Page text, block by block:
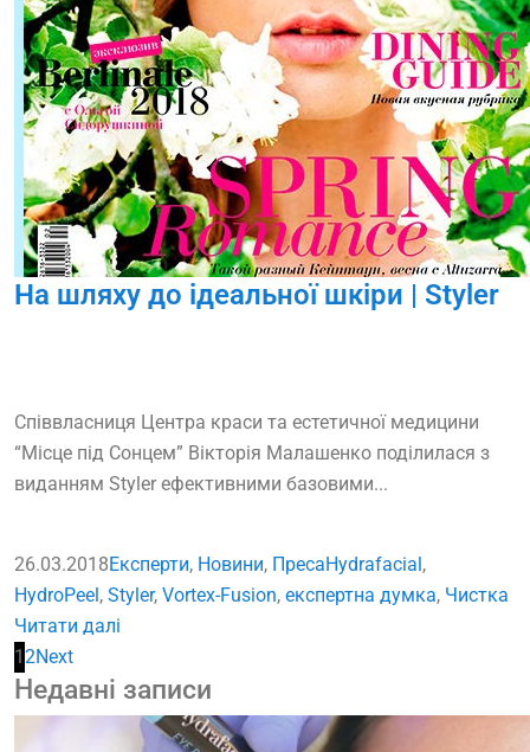
На шляху до ідеальної шкіри | Styler
Співвласниця Центра краси та естетичної медицини
“Місце під Сонцем” Вікторія Малашенко поділилася з
виданням Styler ефективними базовими...
26.03.2018Експерти, Новини, ПресаHydrafacial ,
HydroPeel , Styler, Vortex-Fusion, експертна думка, Чистка
Читати далі
1 2Next
Недавні записи